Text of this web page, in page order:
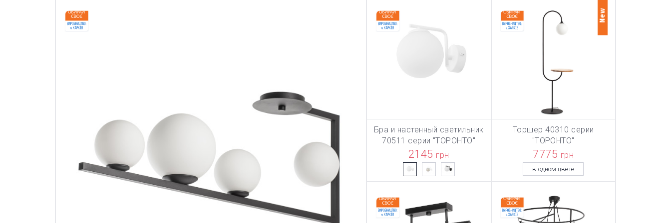
ТОВАР ДОБАВЛЕН В КОРЗИНУ
В КОРЗИНУ
Бра и настенный светильник
70511 серии "ТОРОНТО"
2145 грн
New
В КОРЗИНУ
Торшер 40310 серии
"ТОРОНТО"
7775 грн
в одном цвете